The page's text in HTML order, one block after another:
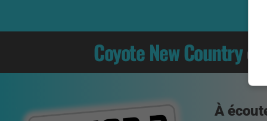
Coyote New Country
À